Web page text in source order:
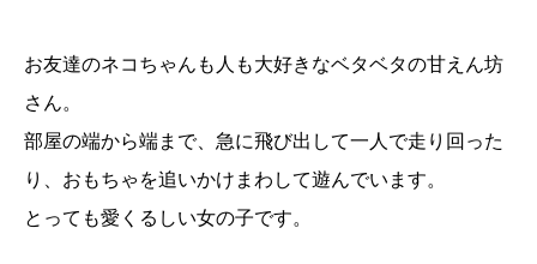
お友達のネコちゃんも人も大好きなベタベタの甘えん坊
さん。
部屋の端から端まで、急に飛び出して一人で走り回った
り、おもちゃを追いかけまわして遊んでいます。
とっても愛くるしい女の子です。